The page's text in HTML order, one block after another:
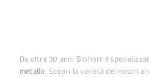
Da oltre 30 anni Biohort è
metallo. Scopri la varietà dei nostri